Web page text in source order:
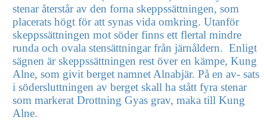
stenar återstår av den forna skeppssättningen, som
placerats högt för att synas vida omkring. Utanför
skeppssättningen mot söder finns ett flertal mindre
runda och ovala stensättningar från järnåldern. Enligt
sägnen är skeppssättningen rest över en kämpe, Kung
Alne, som givit berget namnet Alnabjär. På en av- sats
i södersluttningen av berget skall ha stått fyra stenar
som markerat Drottning Gyas grav, maka till Kung
Alne.